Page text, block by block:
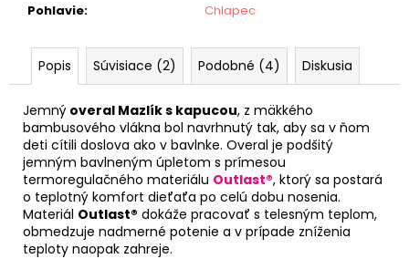
Pohlavie: Chlapec
Popis Súvisiace (2) Podobné (4) Diskusia
Jemný overal Mazlík s kapucou, z mäkkého
bambusového vlákna bol navrhnutý tak, aby sa v ňom
deti cítili doslova ako v bavlnke. Overal je podšitý
jemným bavlneným úpletom s prímesou
termoregulačného materiálu Outlast®, ktorý sa postará
o teplotný komfort dieťaťa po celú dobu nosenia.
Materiál Outlast® dokáže pracovať s telesným teplom,
obmedzuje nadmerné potenie a v prípade zníženia
teploty naopak zahreje.